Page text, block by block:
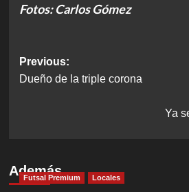
Fotos: Carlos Gómez
Post
navigation
Previous:
Dueño de la triple corona
Ya
Además
Futsal Premium Locales